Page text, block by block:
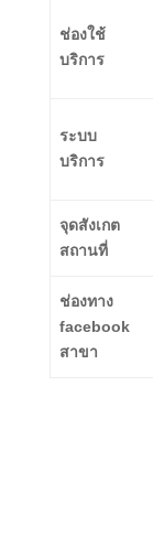
ช่องใช้
บริการ
ระบบ
บริการ
จุดสังเกต
สถานที่
ช่องทาง
facebook
สาขา